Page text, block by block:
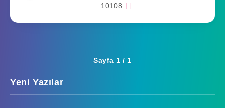
10108
Sayfa 1 / 1
Yeni Yazılar